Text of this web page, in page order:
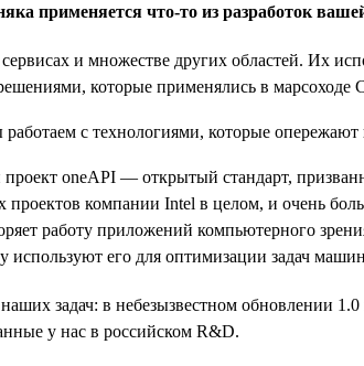
применяется что-то из разработок
и множестве других областей. Их
которые применялись в марсоходе
oneAPI — открытый стандарт,
компании Intel в целом, и очень
работу приложений компьютерного
его для оптимизации задач
задач: в небезызвестном обновлении
у нас в российском R&D.